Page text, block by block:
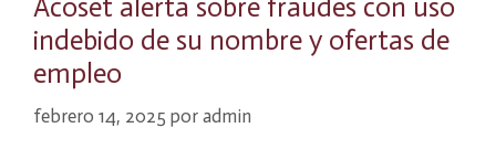
Acoset alerta sobre fraudes con uso
indebido de su nombre y ofertas de
empleo
febrero 14, 2025 por admin